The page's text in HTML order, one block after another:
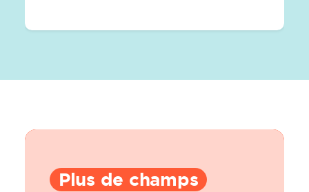
Plus de champs